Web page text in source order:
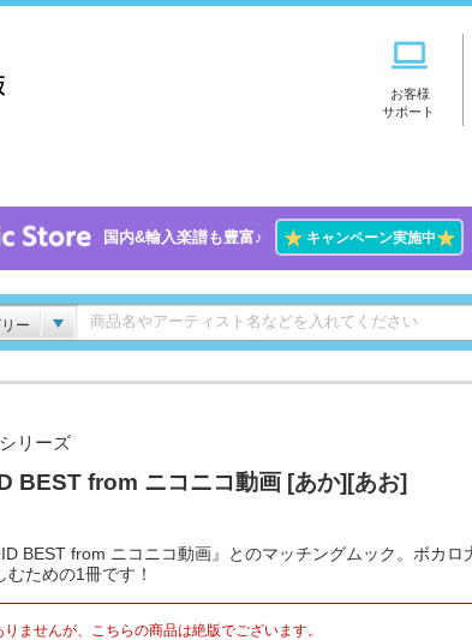
お客様
サポート
国内&輸入楽譜も豊富♪ ★キャンペーン実施中★
ー
リーズ
BEST from ニコニコ動画 [あか][あお]
BEST from ニコニコ動画』とのマッチングムック。ボカロ
むための1冊です！
ませんが、こちらの商品は絶版でございます。